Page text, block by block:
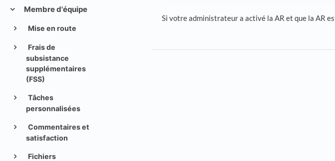
Membre d'équipe
Mise en route
Frais de
subsistance
supplémentaires
(FSS)
Tâches
personnalisées
Commentaires et
satisfaction
Fichiers
Si votre administrateur a activé la AR et que la AR